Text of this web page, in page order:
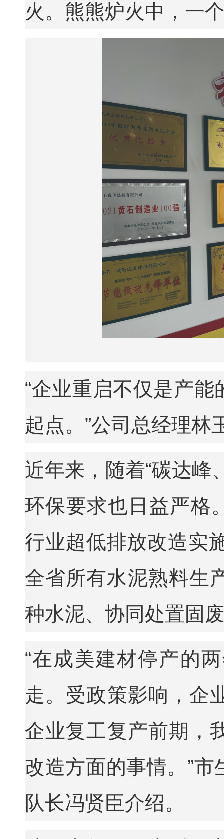
火。熊熊炉火中，一
“企业重启不仅是产
起点。”公司总经理林
近年来，随着“碳达峰
环保要求也日益严格
行业超低排放改造实
全省所有水泥熟料生
种水泥、协同处置固
“在成美建材停产的
走。受政策影响，企
企业复工复产前期，
改造方面的事情。”
队长冯贤臣介绍。